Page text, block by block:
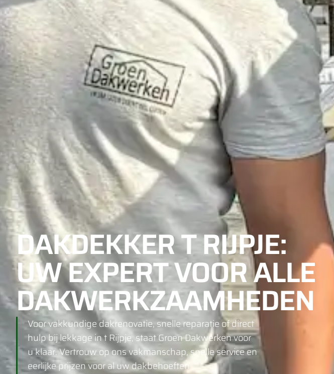
DAKDEKKER T RIJPJE:
UW EXPERT VOOR ALLE
DAKWERKZAAMHEDEN
Voor vakkundige dakrenovatie, snelle reparatie of direct
hulp bij lekkage in t Rijpje, staat Groen Dakwerken voor
u klaar. Vertrouw op ons vakmanschap, snelle service en
eerlijke prijzen voor al uw dakbehoeften.